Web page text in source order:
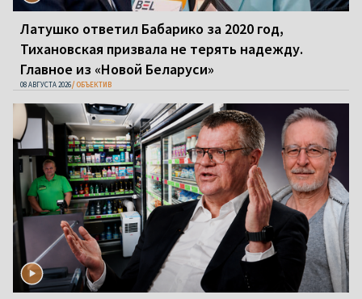
Латушко ответил Бабарико за 2020 год,
Тихановская призвала не терять надежду.
Главное из «Новой Беларуси»
08 АВГУСТА 2026 ОБЪЕКТИВ